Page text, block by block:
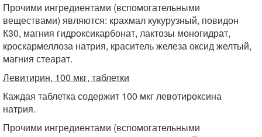
Прочими ингредиентами (вспомогательными
веществами) являются: крахмал кукурузный, повидон
К30, магния гидроксикарбонат, лактозы моногидрат,
кроскармеллоза натрия, краситель железа оксид желтый,
магния стеарат.
Левитирин, 100 мкг, таблетки
Каждая таблетка содержит 100 мкг левотироксина
натрия.
Прочими ингредиентами (вспомогательными